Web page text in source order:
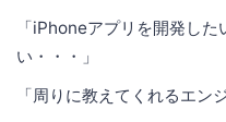
「iPhoneアプリを開発し
い・・・」
「周りに教えてくれるエン